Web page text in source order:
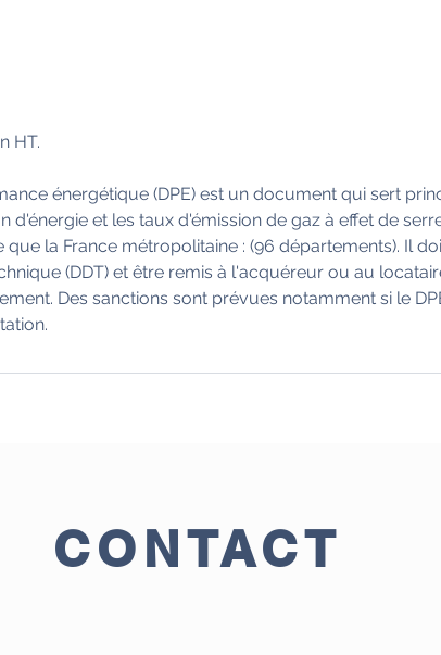
HT.
énergétique (DPE) est un document qui sert
d'énergie et les taux d'émission de gaz à effet de
que la France métropolitaine : (96 départements). Il
(DDT) et être remis à l'acquéreur ou au
Des sanctions sont prévues notamment si le
CONTACT